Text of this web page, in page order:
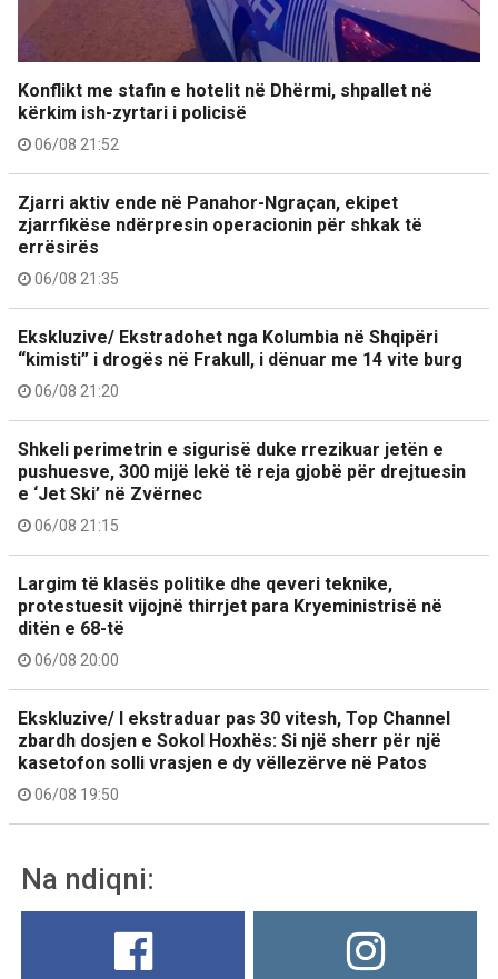
Konflikt me stafin e hotelit në Dhërmi, shpallet në
kërkim ish-zyrtari i policisë
06/08 21:52
Zjarri aktiv ende në Panahor-Ngraçan, ekipet
zjarrfikëse ndërpresin operacionin për shkak të
errësirës
06/08 21:35
Ekskluzive/ Ekstradohet nga Kolumbia në Shqipëri
“kimisti” i drogës në Frakull, i dënuar me 14 vite burg
06/08 21:20
Shkeli perimetrin e sigurisë duke rrezikuar jetën e
pushuesve, 300 mijë lekë të reja gjobë për drejtuesin
e ‘Jet Ski’ në Zvërnec
06/08 21:15
Largim të klasës politike dhe qeveri teknike,
protestuesit vijojnë thirrjet para Kryeministrisë në
ditën e 68-të
06/08 20:00
Ekskluzive/ I ekstraduar pas 30 vitesh, Top Channel
zbardh dosjen e Sokol Hoxhës: Si një sherr për një
kasetofon solli vrasjen e dy vëllezërve në Patos
06/08 19:50
Na ndiqni: